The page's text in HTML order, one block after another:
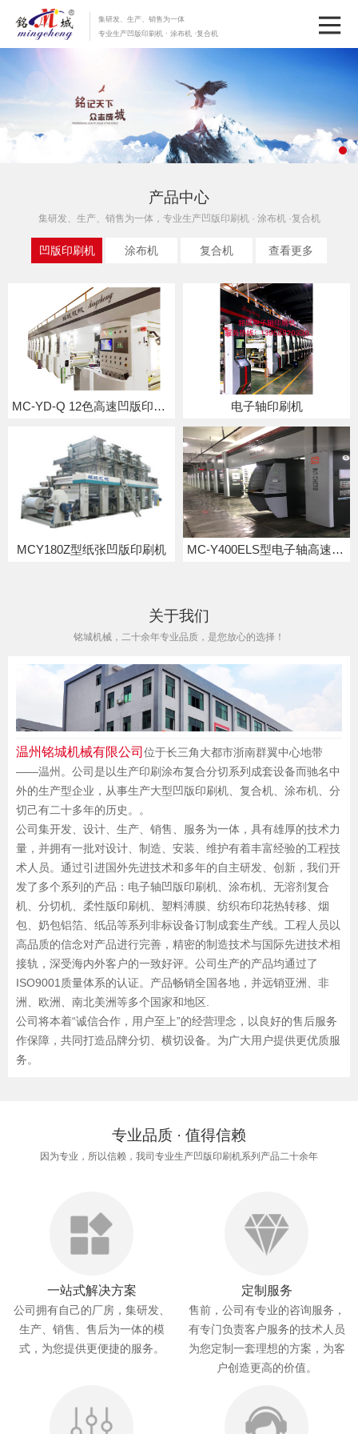
集研发、生产、销售为一体
专业生产凹版印刷机 · 涂布机 ·复合机
产品中心
集研发、生产、销售为一体，专业生产凹版印刷机 · 涂布机 ·复合机
凹版印刷机 涂布机 复合机 查看更多
MC-YD-Q 12色高速凹版印刷机 电子轴印刷机
MCY180Z型纸张凹版印刷机 MC-Y400ELS型电子轴高速凹版印刷机
关于我们
铭城机械，二十余年专业品质，是您放心的选择！
温州铭城机械有限公司 位于长三角大都市浙南群翼中心地带
——温州。公司是以生产印刷涂布复合分切系列成套设备而驰名中
外的生产型企业，从事生产大型凹版印刷机、复合机、涂布机、分
切己有二十多年的历史。。
公司集开发、设计、生产、销售、服务为一体，具有雄厚的技术力
量，并拥有一批对设计、制造、安装、维护有着丰富经验的工程技
术人员。通过引进国外先进技术和多年的自主研发、创新，我们开
发了多个系列的产品：电子轴凹版印刷机、涂布机、无溶剂复合
机、分切机、柔性版印刷机、塑料溥膜、纺织布印花热转移、烟
包、奶包铝箔、纸品等系列非标设备订制成套生产线。工程人员以
高品质的信念对产品进行完善，精密的制造技术与国际先进技术相
接轨，深受海内外客户的一致好评。公司生产的产品均通过了
ISO9001质量体系的认证。产品畅销全国各地，并远销亚洲、非
洲、欧洲、南北美洲等多个国家和地区.
公司将本着“诚信合作，用户至上”的经营理念，以良好的售后服务
作保障，共同打造品牌分切、横切设备。为广大用户提供更优质服
务。
专业品质 · 值得信赖
因为专业，所以信赖，我司专业生产凹版印刷机系列产品二十余年
一站式解决方案
公司拥有自己的厂房，集研发、
生产、销售、售后为一体的模
式，为您提供更便捷的服务。
定制服务
售前，公司有专业的咨询服务，
有专门负责客户服务的技术人员
为您定制一套理想的方案，为客
户创造更高的价值。